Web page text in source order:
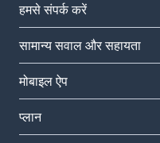
हमसे संपर्क करें
सामान्य सवाल और सहायता
मोबाइल ऐप
प्‍लान